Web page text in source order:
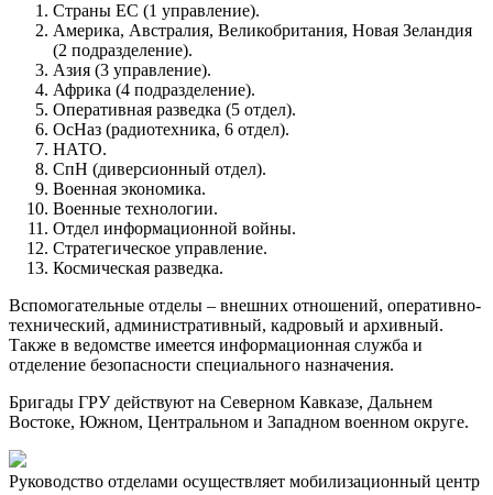
Страны ЕС (1 управление).
Америка, Австралия, Великобритания, Новая Зеландия
(2 подразделение).
Азия (3 управление).
Африка (4 подразделение).
Оперативная разведка (5 отдел).
ОсНаз (радиотехника, 6 отдел).
НАТО.
СпН (диверсионный отдел).
Военная экономика.
Военные технологии.
Отдел информационной войны.
Стратегическое управление.
Космическая разведка.
Вспомогательные отделы – внешних отношений, оперативно-
технический, административный, кадровый и архивный.
Также в ведомстве имеется информационная служба и
отделение безопасности специального назначения.
Бригады ГРУ действуют на Северном Кавказе, Дальнем
Востоке, Южном, Центральном и Западном военном округе.
Руководство отделами осуществляет мобилизационный центр